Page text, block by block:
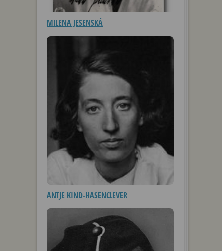
MILENA JESENSKÁ
ANTJE KIND-HASENCLEVER